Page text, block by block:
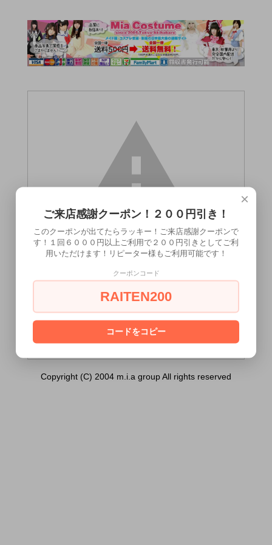
ープル）は18歳未満の方には販売できませ
[ はい ] [ いいえ ]
Copyright (C) 2004 m.i.a group All rights reserved
×
ご来店感謝クーポン！２００円引き！
このクーポンが出てたらラッキー！ご来店感謝クーポンで
す！１回６０００円以上ご利用で２００円引きとしてご利
用いただけます！リピーター様もご利用可能です！
クーポンコード
RAITEN200
コードをコピー